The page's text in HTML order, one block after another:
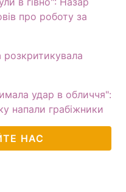
про роботу за
розкритикувала
удар в обличчя":
напали грабіжники
НАС